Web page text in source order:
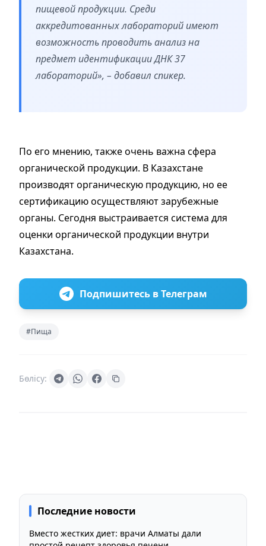
пищевой продукции. Среди
аккредитованных лабораторий имеют
возможность проводить анализ на
предмет идентификации ДНК 37
лабораторий», – добавил спикер.
По его мнению, также очень важна сфера
органической продукции. В Казахстане
производят органическую продукцию, но ее
сертификацию осуществляют зарубежные
органы. Сегодня выстраивается система для
оценки органической продукции внутри
Казахстана.
Подпишитесь в Телеграм
#Пища
Бөлісу:
Последние новости
Вместо жестких диет: врачи Алматы дали